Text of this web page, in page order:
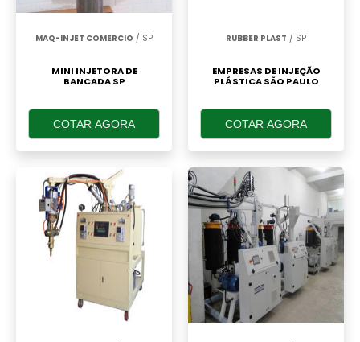
MAQ-INJET COMERCIO / SP
MINI INJETORA DE
BANCADA SP
COTAR AGORA
RUBBER PLAST / SP
EMPRESAS DE INJEÇÃO
PLÁSTICA SÃO PAULO
COTAR AGORA